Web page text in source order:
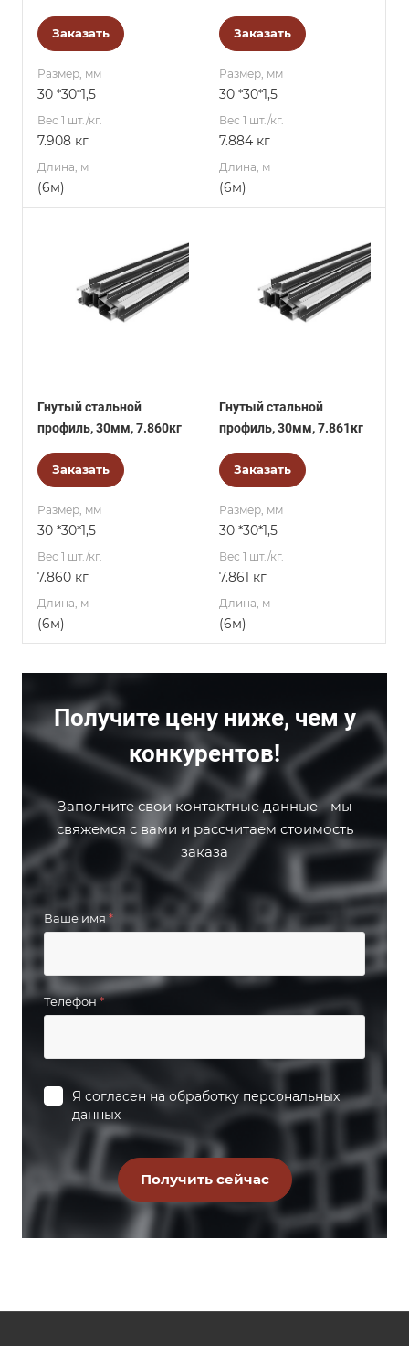
Заказать
Размер, мм
30 *30*1,5
Вес 1 шт./кг.
7.908 кг
Длина, м
(6м)
Заказать
Размер, мм
30 *30*1,5
Вес 1 шт./кг.
7.884 кг
Длина, м
(6м)
Гнутый стальной
профиль, 30мм, 7.860кг
Заказать
Размер, мм
30 *30*1,5
Вес 1 шт./кг.
7.860 кг
Длина, м
(6м)
Гнутый стальной
профиль, 30мм, 7.861кг
Заказать
Размер, мм
30 *30*1,5
Вес 1 шт./кг.
7.861 кг
Длина, м
(6м)
Получите цену ниже, чем у
конкурентов!
Заполните свои контактные данные - мы
свяжемся с вами и рассчитаем стоимость
заказа
Ваше имя *
Телефон*
Я согласен на обработку персональных
данных